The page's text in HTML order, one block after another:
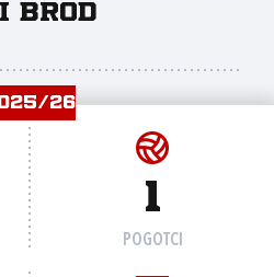
Brod
26
1
POGOTCI